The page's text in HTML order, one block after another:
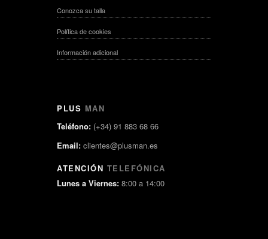
Conozca su talla
Política de cookies
Información adicional
PLUS MAN
Teléfono: (+34) 91 883 68 66
Email: clientes@plusman.es
ATENCIÓN TELEFÓNICA
Lunes a Viernes: 8:00 a 14:00